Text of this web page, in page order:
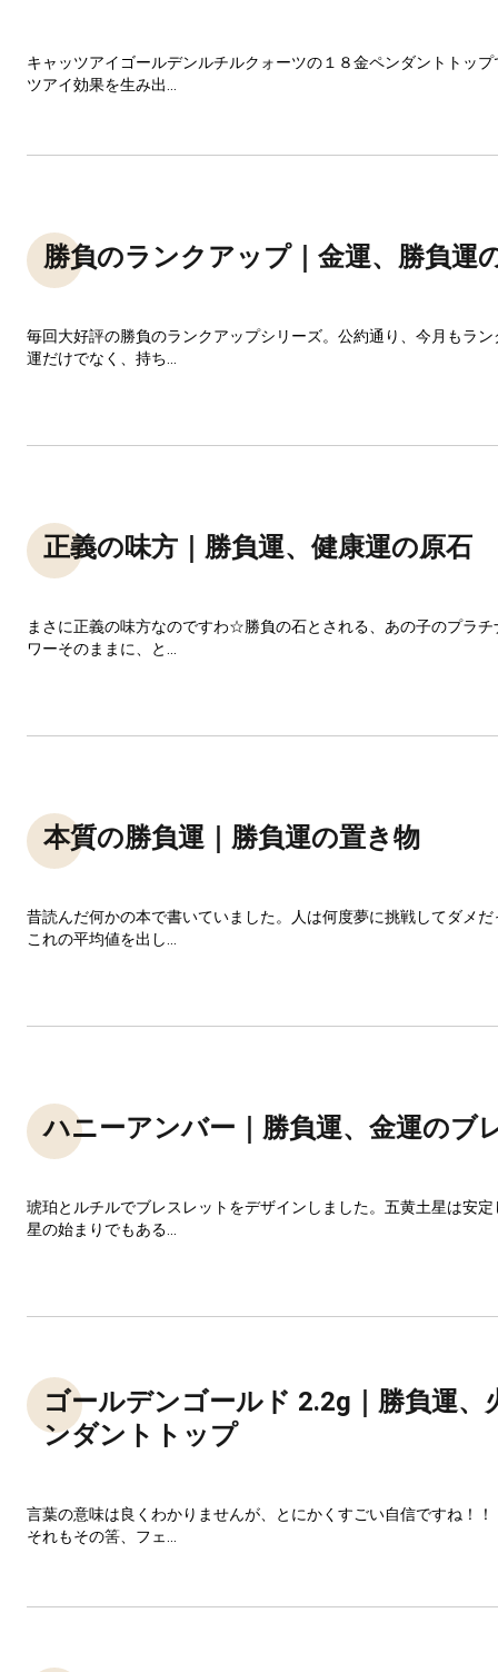
キャッツアイゴールデンルチルクォーツの１８金ペンダントトッ
ツアイ効果を生み出...
勝負のランクアップ｜金運、勝負運
毎回大好評の勝負のランクアップシリーズ。公約通り、今月もラ
運だけでなく、持ち...
正義の味方｜勝負運、健康運の原石
まさに正義の味方なのですわ☆勝負の石とされる、あの子のプラ
ワーそのままに、と...
本質の勝負運｜勝負運の置き物
昔読んだ何かの本で書いていました。人は何度夢に挑戦してダメ
これの平均値を出し...
ハニーアンバー｜勝負運、金運のブ
琥珀とルチルでブレスレットをデザインしました。五黄土星は安
星の始まりでもある...
ゴールデンゴールド 2.2g｜勝負運、
ンダントトップ
言葉の意味は良くわかりませんが、とにかくすごい自信ですね！
それもその筈、フェ...